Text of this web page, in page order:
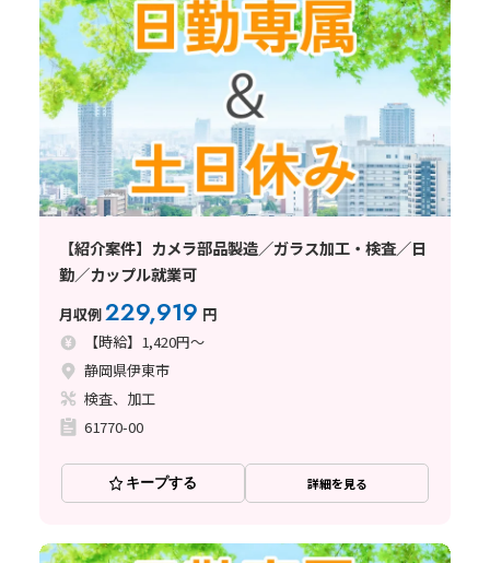
【紹介案件】カメラ部品製造／ガラス加工・検査／日
勤／カップル就業可
月収例229,919 円
【時給】1,420円～
静岡県伊東市
検査、加工
61770-00
キープする 詳細を見る